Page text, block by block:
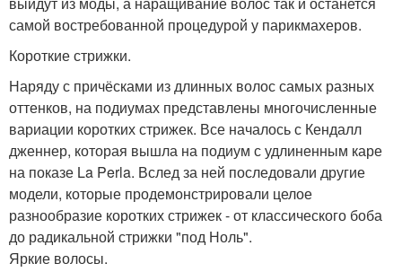
самой востребованной процедурой у парикмахеров.
Короткие стрижки.
Наряду с причёсками из длинных волос самых разных
оттенков, на подиумах представлены многочисленные
вариации коротких стрижек. Все началось с Кендалл
дженнер, которая вышла на подиум с удлиненным каре
на показе La Perla. Вслед за ней последовали другие
модели, которые продемонстрировали целое
разнообразие коротких стрижек - от классического боба
до радикальной стрижки "под Ноль".
Яркие волосы.